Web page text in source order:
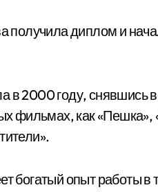
получила диплом и
в 2000 году, снявшись
фильмах, как
богатый опыт работы в